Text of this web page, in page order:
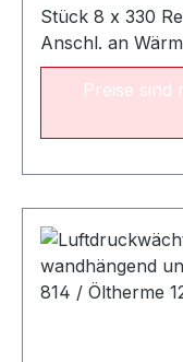
Stück 8 x 330
Anschl. an
Preise sind